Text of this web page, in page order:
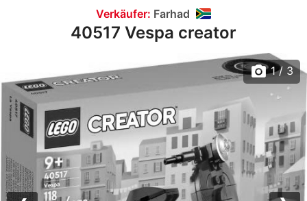
Verkäufer: Farhad
40517 Vespa creator
photo_camera 1/ 3